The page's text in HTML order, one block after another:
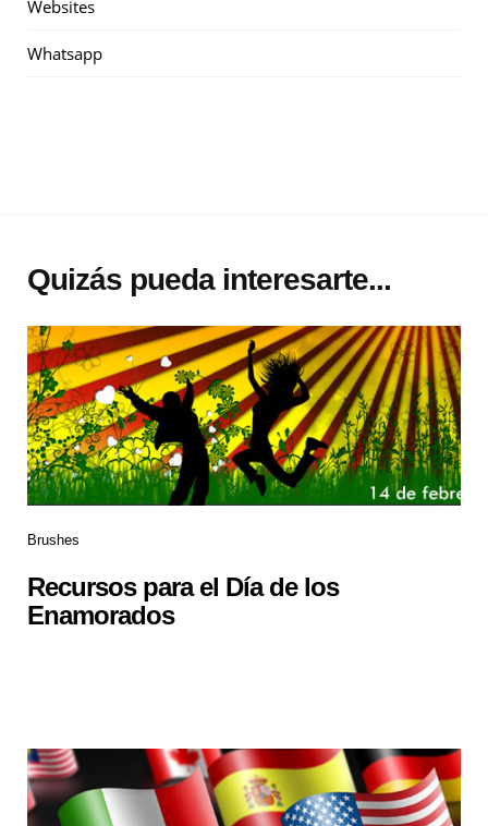
Websites
Whatsapp
Quizás pueda interesarte...
Brushes
Recursos para el Día de los
Enamorados